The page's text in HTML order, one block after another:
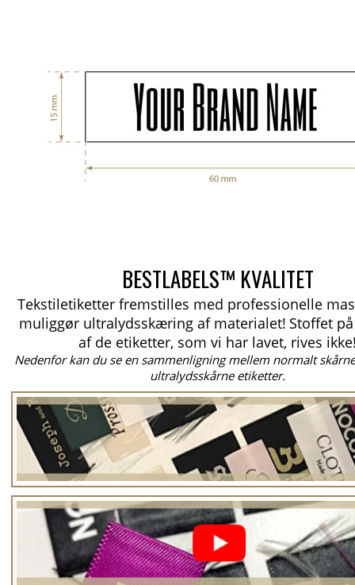
BESTLABELS™ KVALITET
Tekstiletiketter fremstilles med professionelle
muliggør ultralydsskæring af materialet! Stoffet
af de etiketter, som vi har lavet, rives
Nedenfor kan du se en sammenligning mellem normalt
ultralydsskårne etiketter.